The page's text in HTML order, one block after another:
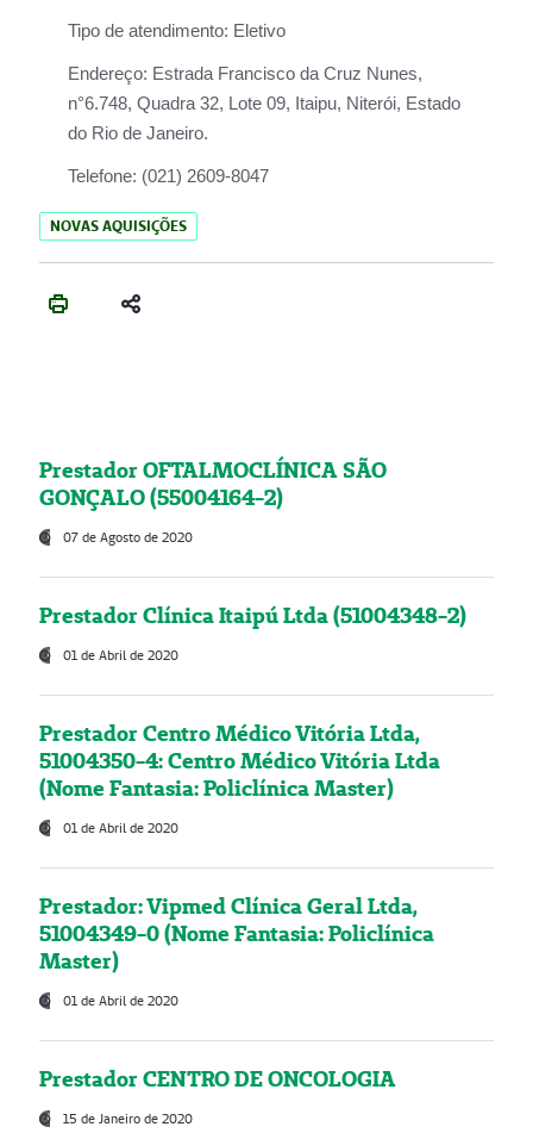
Tipo de atendimento: Eletivo
Endereço: Estrada Francisco da Cruz Nunes,
n°6.748, Quadra 32, Lote 09, Itaipu, Niterói, Estado
do Rio de Janeiro.
Telefone: (021) 2609-8047
NOVAS AQUISIÇÕES
Prestador OFTALMOCLÍNICA SÃO
GONÇALO (55004164-2)
07 de Agosto de 2020
Prestador Clínica Itaipú Ltda (51004348-2)
01 de Abril de 2020
Prestador Centro Médico Vitória Ltda,
51004350-4: Centro Médico Vitória Ltda
(Nome Fantasia: Policlínica Master)
01 de Abril de 2020
Prestador: Vipmed Clínica Geral Ltda,
51004349-0 (Nome Fantasia: Policlínica
Master)
01 de Abril de 2020
Prestador CENTRO DE ONCOLOGIA
15 de Janeiro de 2020